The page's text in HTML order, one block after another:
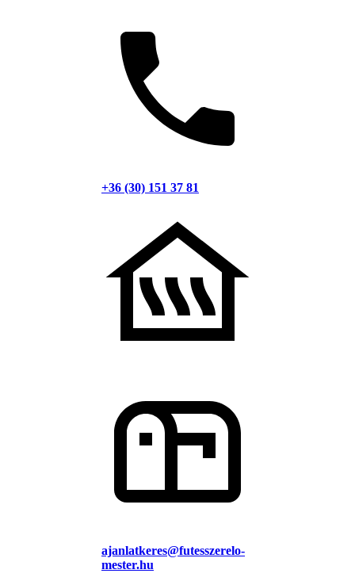
+36 (30) 151 37 81
ajanlatkeres@futesszerelo-
mester.hu